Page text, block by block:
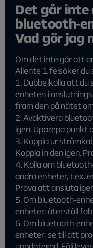
Det går
bluetooth-
Vad gör jag
Om det inte går att
Allente 1 felsöker du
1. Dubbelkolla att
enheten i
fram den på nätet
2. Avaktivera
igen. Upprepa punkt
3. Koppla ur
Koppla in den igen.
4. Kolla om
andra enheter, t.ex.
Prova att ansluta
5. Om bluetooth-
enheter: återställ
6. Om bluetooth-
enheter: se till att